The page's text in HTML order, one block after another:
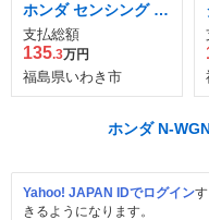
ホンダ センシング 4
WD
支払総額
135.3万円
福島県いわき市
ホンダ N-
Yahoo! JAPAN IDでログイン
きるようになります。